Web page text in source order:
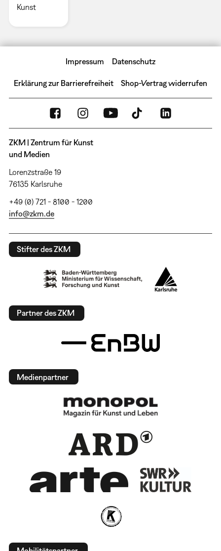
Kunst
Impressum Datenschutz
Erklärung zur Barrierefreiheit Shop-Vertrag widerrufen
ZKM | Zentrum für Kunst
und Medien
Lorenzstraße 19
76135 Karlsruhe
+49 (0) 721 - 8100 - 1200
info@zkm.de
Stifter des ZKM
Partner des ZKM
Medienpartner